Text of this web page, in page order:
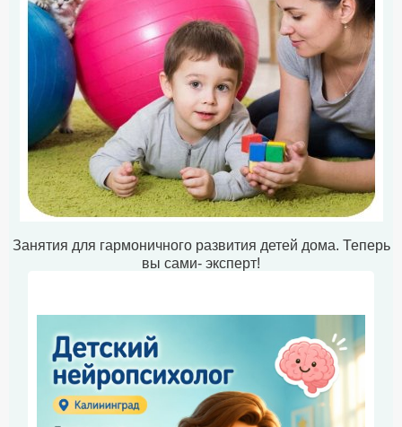
Занятия для гармоничного развития детей дома. Теперь
вы сами- эксперт!